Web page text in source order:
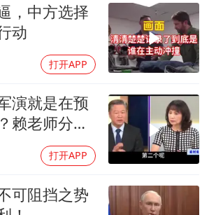
台当局重金为“台独”织“皇帝新衣”
郑丽文：台湾从来没有“独立”过
商场现钱学森巨幅海报 负责人回应
乐享全民健身 共筑健康中国
，中方选择
动
打开APP
演就是在预
赖老师分析
打开APP
可阻挡之势